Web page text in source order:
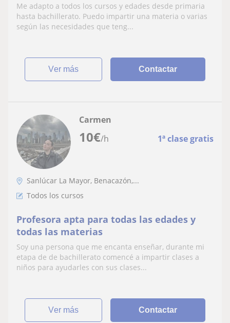
Me adapto a todos los cursos y edades desde primaria
hasta bachillerato. Puedo impartir una materia o varias
según las necesidades que teng...
ver más Contactar
10€/h 1ª clase gratis
Carmen
Sanlúcar La Mayor, Benacazón,...
Todos los cursos
Profesora apta para todas las edades y
todas las materias
Soy una persona que me encanta enseñar, durante mi
etapa de de bachillerato comencé a impartir clases a
niños para ayudarles con sus clases...
ver más Contactar